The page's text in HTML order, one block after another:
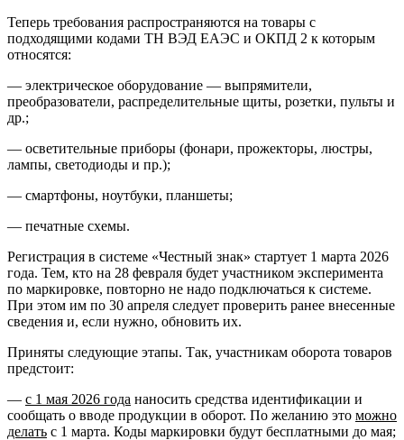
Теперь требования распространяются на товары с
подходящими кодами ТН ВЭД ЕАЭС и ОКПД 2 к которым
относятся:
— электрическое оборудование — выпрямители,
преобразователи, распределительные щиты, розетки, пульты и
др.;
— осветительные приборы (фонари, прожекторы, люстры,
лампы, светодиоды и пр.);
— смартфоны, ноутбуки, планшеты;
— печатные схемы.
Регистрация в системе «Честный знак» стартует 1 марта 2026
года. Тем, кто на 28 февраля будет участником эксперимента
по маркировке, повторно не надо подключаться к системе.
При этом им по 30 апреля следует проверить ранее внесенные
сведения и, если нужно, обновить их.
Приняты следующие этапы. Так, участникам оборота товаров
предстоит:
— с 1 мая 2026 года наносить средства идентификации и
сообщать о вводе продукции в оборот. По желанию это можно
делать с 1 марта. Коды маркировки будут бесплатными до мая;